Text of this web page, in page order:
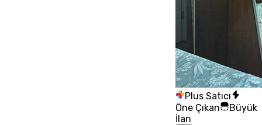
Plus Satıcı
Öne Çıkan
Büyük
İlan